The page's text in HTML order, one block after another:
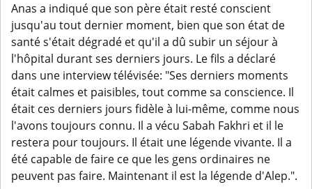
Anas a indiqué que son père était resté conscient
jusqu'au tout dernier moment, bien que son état de
santé s'était dégradé et qu'il a dû subir un séjour à
l'hôpital durant ses derniers jours. Le fils a déclaré
dans une interview télévisée: "Ses derniers moments
était calmes et paisibles, tout comme sa conscience. Il
était ces derniers jours fidèle à lui-même, comme nous
l'avons toujours connu. Il a vécu Sabah Fakhri et il le
restera pour toujours. Il était une légende vivante. Il a
été capable de faire ce que les gens ordinaires ne
peuvent pas faire. Maintenant il est la légende d'Alep.".